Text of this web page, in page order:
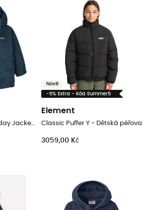
Nové
-5% Extra - Kód Summer5
Element
Classic Puffer Y - Dětská péřova
3059,00 Kč